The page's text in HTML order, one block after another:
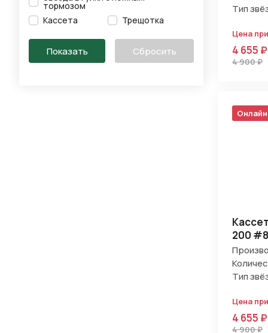
тормозом
Кассета
Трещотка
Тип
Цена
4 655 ₽
4 900 ₽
200
Тип
Цена
4 655 ₽
4 900 ₽